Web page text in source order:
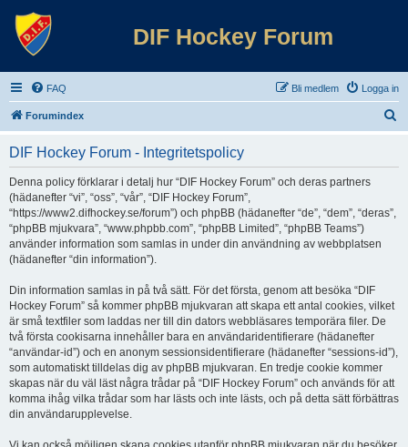
DIF Hockey Forum
FAQ Logga in
Bli medlem
Forumindex
DIF Hockey Forum - Integritetspolicy
Denna policy förklarar i detalj hur “DIF Hockey Forum” och deras partners
(hädanefter “vi”, “oss”, “vår”, “DIF Hockey Forum”,
“https://www2.difhockey.se/forum”) och phpBB (hädanefter “de”, “dem”, “deras”,
“phpBB mjukvara”, “www.phpbb.com”, “phpBB Limited”, “phpBB Teams”)
använder information som samlas in under din användning av webbplatsen
(hädanefter “din information”).
Din information samlas in på två sätt. För det första, genom att besöka “DIF
Hockey Forum” så kommer phpBB mjukvaran att skapa ett antal cookies, vilket
är små textfiler som laddas ner till din dators webbläsares temporära filer. De
två första cookisarna innehåller bara en användaridentifierare (hädanefter
“användar-id”) och en anonym sessionsidentifierare (hädanefter “sessions-id”),
som automatiskt tilldelas dig av phpBB mjukvaran. En tredje cookie kommer
skapas när du väl läst några trådar på “DIF Hockey Forum” och används för att
komma ihåg vilka trådar som har lästs och inte lästs, och på detta sätt förbättras
din användarupplevelse.